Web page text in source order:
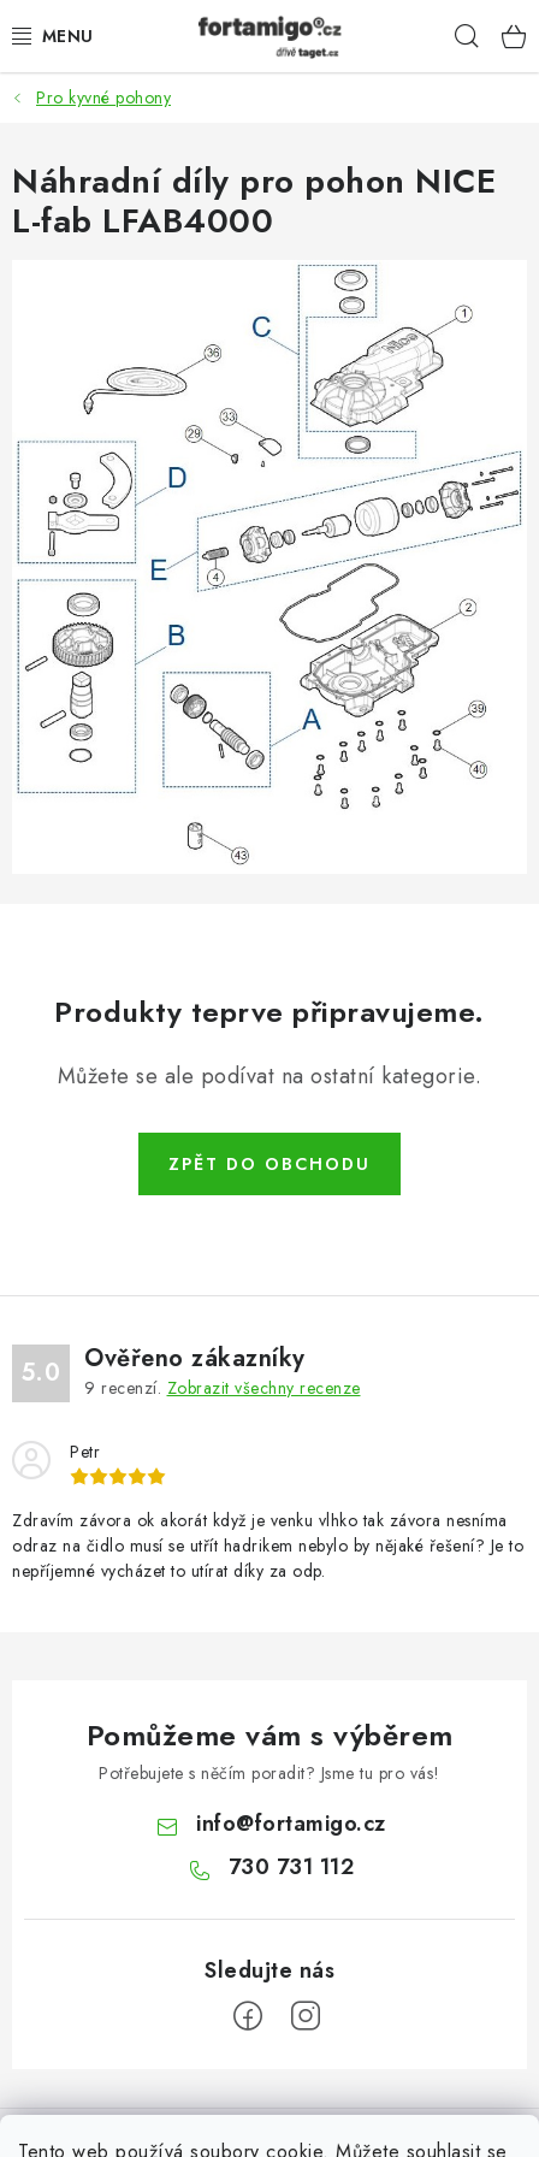
na
SADY - ZVÝHODNĚNÉ
POHONY
SAMONOSNÉ BRÁNY
KŘÍDLOVÉ BRÁNY A BRANKY
ZÁVĚSNÉ BRÁNY
KONSTRUKČNÍ PROFILY
VÝPLNĚ BRAN A PLOTŮ
ZÁSLEPKY
KOMPONENTY PRO PLOTY
TESAŘSKÉ KOVÁNÍ
NEREZ, INOX
Pro kyvné pohony
Náhradní díly pro pohon NICE
L-fab LFAB4000
Produkty teprve připravujeme.
Můžete se ale podívat na ostatní kategorie.
ZPĚT DO OBCHODU
5.0 Ověřeno zákazníky
9 recenzí. Zobrazit všechny recenze
Petr
Zdravím závora ok akorát když je venku vlhko tak závora nesníma
odraz na čidlo musí se utřít hadrikem nebylo by nějaké řešení? Je to
nepříjemné vycházet to utírat díky za odp.
Pomůžeme vám s výběrem
Potřebujete s něčím poradit? Jsme tu pro vás!
info@fortamigo.cz
730 731 112
á
Informace pro Vás